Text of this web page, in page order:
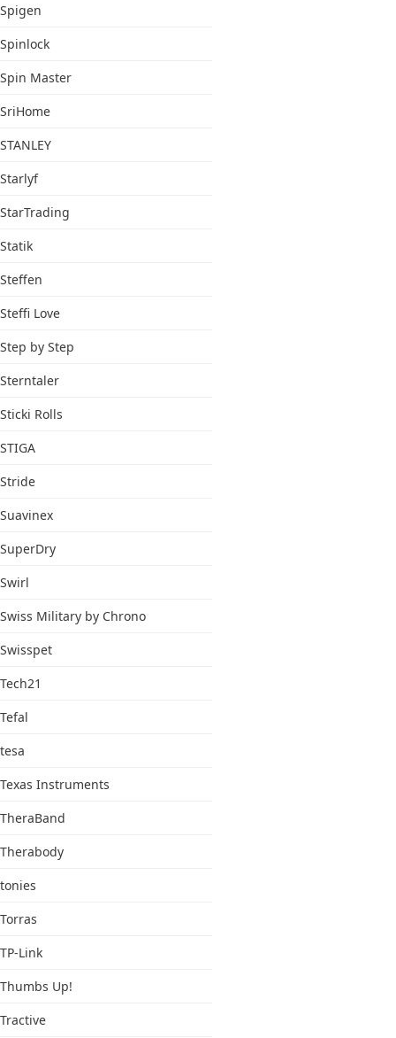
Spigen
Spinlock
Spin Master
SriHome
STANLEY
Starlyf
StarTrading
Statik
Steffen
Steffi Love
Step by Step
Sterntaler
Sticki Rolls
STIGA
Stride
Suavinex
SuperDry
Swirl
Swiss Military by Chrono
Swisspet
Tech21
Tefal
tesa
Texas Instruments
TheraBand
Therabody
tonies
Torras
TP-Link
Thumbs Up!
Tractive